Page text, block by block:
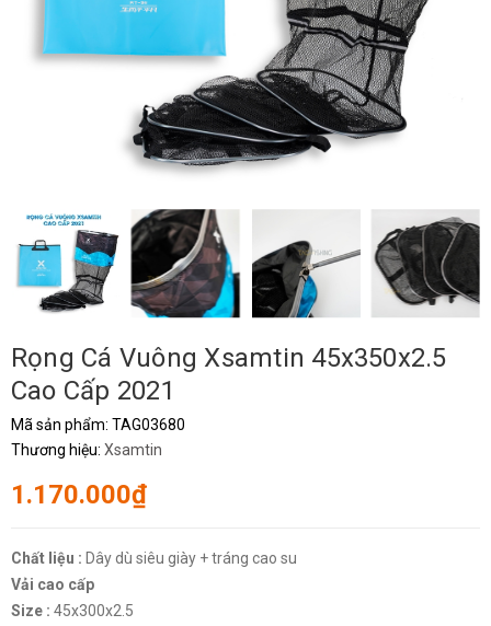
Rọng Cá Vuông Xsamtin 45x350x2.5
Cao Cấp 2021
Mã sản phẩm: TAG03680
Thương hiệu: Xsamtin
1.170.000₫
Chất liệu : Dây dù siêu giày + tráng cao su
Vải cao cấp
Size : 45x300x2.5